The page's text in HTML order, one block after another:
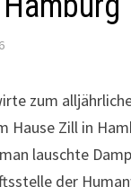
zum
Hause Zill in
lauschte
der